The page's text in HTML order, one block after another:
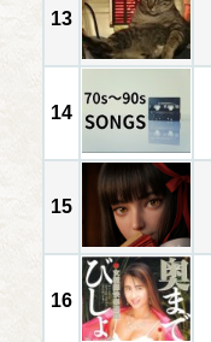
13
14
15
16